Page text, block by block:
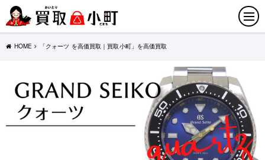
HOME 「クォーツ を高価買取｜買取小町」を高価買取